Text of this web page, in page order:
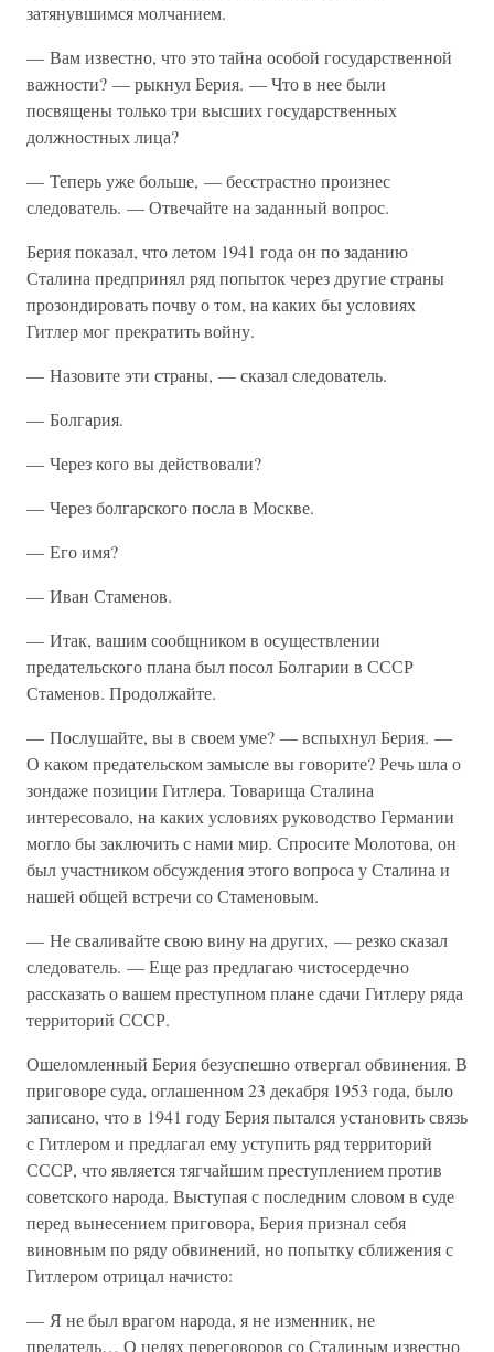
затянувшимся молчанием.
— Вам известно, что это тайна особой государственной
важности? — рыкнул Берия. — Что в нее были
посвящены только три высших государственных
должностных лица?
— Теперь уже больше, — бесстрастно произнес
следователь. — Отвечайте на заданный вопрос.
Берия показал, что летом 1941 года он по заданию
Сталина предпринял ряд попыток через другие страны
прозондировать почву о том, на каких бы условиях
Гитлер мог прекратить войну.
— Назовите эти страны, — сказал следователь.
— Болгария.
— Через кого вы действовали?
— Через болгарского посла в Москве.
— Его имя?
— Иван Стаменов.
— Итак, вашим сообщником в осуществлении
предательского плана был посол Болгарии в СССР
Стаменов. Продолжайте.
— Послушайте, вы в своем уме? — вспыхнул Берия. —
О каком предательском замысле вы говорите? Речь шла о
зондаже позиции Гитлера. Товарища Сталина
интересовало, на каких условиях руководство Германии
могло бы заключить с нами мир. Спросите Молотова, он
был участником обсуждения этого вопроса у Сталина и
нашей общей встречи со Стаменовым.
— Не сваливайте свою вину на других, — резко сказал
следователь. — Еще раз предлагаю чистосердечно
рассказать о вашем преступном плане сдачи Гитлеру ряда
территорий СССР.
Ошеломленный Берия безуспешно отвергал обвинения. В
приговоре суда, оглашенном 23 декабря 1953 года, было
записано, что в 1941 году Берия пытался установить связь
с Гитлером и предлагал ему уступить ряд территорий
СССР, что является тягчайшим преступлением против
советского народа. Выступая с последним словом в суде
перед вынесением приговора, Берия признал себя
виновным по ряду обвинений, но попытку сближения с
Гитлером отрицал начисто:
— Я не был врагом народа, я не изменник, не
предатель… О целях переговоров со Сталиным известно